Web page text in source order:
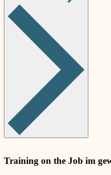
Training on the Job im